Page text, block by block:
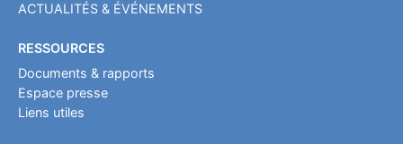
ACTUALITÉS & ÉVÉNEMENTS
RESSOURCES
Documents & rapports
Espace presse
Liens utiles